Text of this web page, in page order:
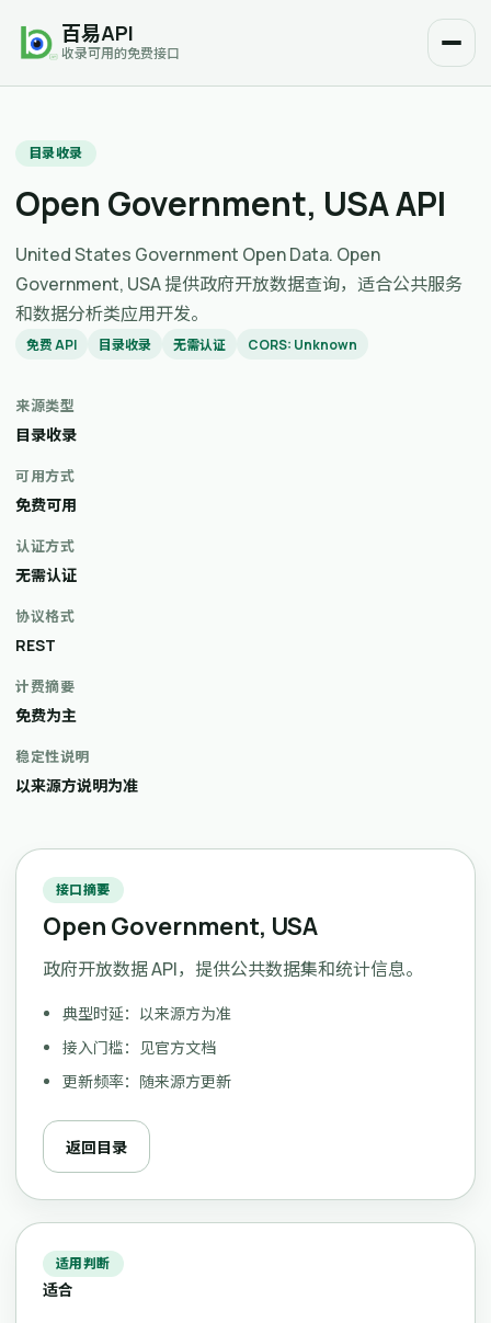
百易API
收录可用的免费接口
目录收录
Open Government, USA API
United States Government Open Data. Open
Government, USA 提供政府开放数据查询，适合公共服务
和数据分析类应用开发。
免费 API 目录收录 无需认证 CORS: Unknown
来源类型
目录收录
可用方式
免费可用
认证方式
无需认证
协议格式
REST
计费摘要
免费为主
稳定性说明
以来源方说明为准
接口摘要
Open Government, USA
政府开放数据 API，提供公共数据集和统计信息。
典型时延：以来源方为准
接入门槛：见官方文档
更新频率：随来源方更新
返回目录
适用判断
适合